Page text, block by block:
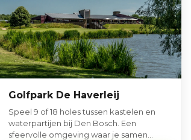
Golfpark De Haverleij
Speel 9 of 18 holes tussen kastelen en
waterpartijen bij Den Bosch. Een
sfeervolle omgeving waar je samen